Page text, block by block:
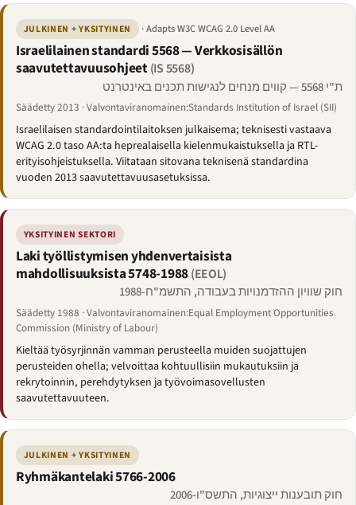
JULKINEN + YKSITYINEN · Adapts W3C WCAG 2.0 Level AA
Israelilainen standardi 5568 — Verkkosisällön
saavutettavuusohjeet(IS 5568)
ת"י 5568 — קווים מנחים לנגישות תכנים באינטרנט
Säädetty 2013 · Valvontaviranomainen:Standards Institution of Israel (SII)
Israelilaisen standardointilaitoksen julkaisema; teknisesti vastaava
WCAG 2.0 taso AA:ta heprealaisella kielenmukaistuksella ja RTL-
erityisohjeistuksella. Viitataan sitovana teknisenä standardina
vuoden 2013 saavutettavuusasetuksissa.
YKSITYINEN SEKTORI
Laki työllistymisen yhdenvertaisista
mahdollisuuksista 5748-1988(EEOL)
חוק שוויון ההזדמנויות בעבודה, התשמ"ח-1988
Säädetty 1988 · Valvontaviranomainen:Equal Employment Opportunities
Commission (Ministry of Labour)
Kieltää työsyrjinnän vamman perusteella muiden suojattujen
perusteiden ohella; velvoittaa kohtuullisiin mukautuksiin ja
rekrytoinnin, perehdytyksen ja työvoimasovellusten
saavutettavuuteen.
JULKINEN + YKSITYINEN
Ryhmäkantelaki 5766-2006
חוק תובענות ייצוגיות, התשס"ו-2006